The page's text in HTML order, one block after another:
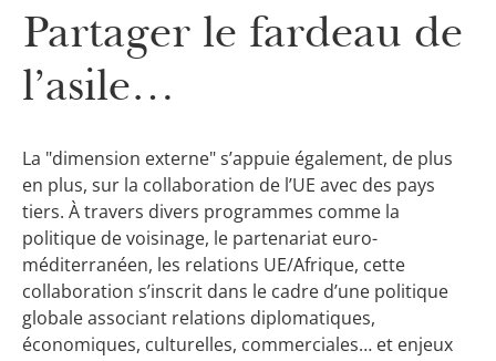
Partager le fardeau de
l’asile…
La "dimension externe" s’appuie également, de plus
en plus, sur la collaboration de l’UE avec des pays
tiers. À travers divers programmes comme la
politique de voisinage, le partenariat euro-
méditerranéen, les relations UE/Afrique, cette
collaboration s’inscrit dans le cadre d’une politique
globale associant relations diplomatiques,
économiques, culturelles, commerciales… et enjeux